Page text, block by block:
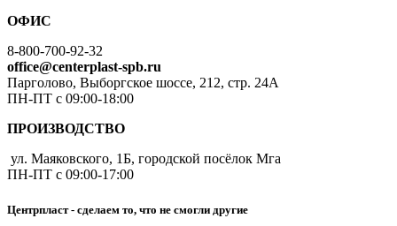
ОФИС
8-800-700-92-32
office@centerplast-spb.ru
Парголово, Выборгское шоссе, 212, стр. 24А
ПН-ПТ с 09:00-18:00
ПРОИЗВОДСТВО
ул. Маяковского, 1Б, городской посёлок Мга
ПН-ПТ с 09:00-17:00
Центрпласт - сделаем то, что не смогли другие